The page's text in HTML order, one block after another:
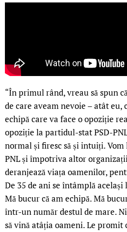
“În primul rând, vreau să spun
de care aveam nevoie – atât eu,
echipă care va face o opoziție
opoziție la partidul-stat PSD-
normal și firesc să și intuiți.
PNL și împotriva altor
deranjează viața oamenilor,
De 35 de ani se întâmplă
Mă bucur că am echipă. Mă
într-un număr destul de mare.
să vină atâția oameni. Le promit